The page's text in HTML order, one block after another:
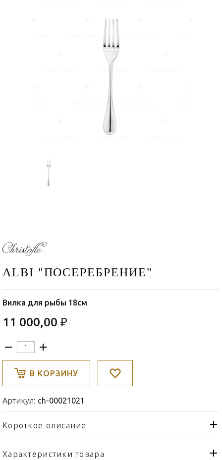
ALBI "ПОСЕРЕБРЕНИЕ"
Вилка для рыбы 18см
11 000,00 ₽
В КОРЗИНУ
Артикул: ch-00021021
Короткое описание
Характеристики товара